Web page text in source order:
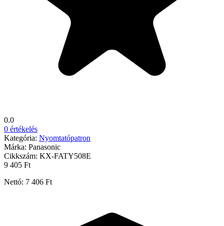
0.0
0 értékelés
Kategória: Nyomtatópatron
Márka: Panasonic
Cikkszám: KX-FATY508E
9 405 Ft
Nettó: 7 406 Ft